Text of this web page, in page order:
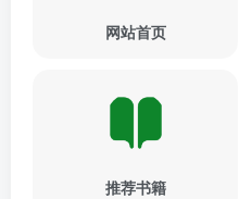
网站首页
推荐书籍